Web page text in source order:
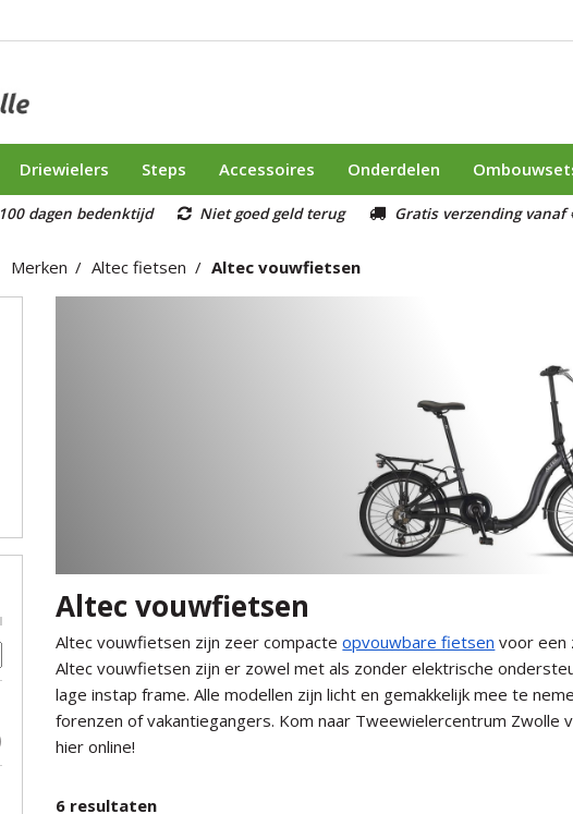
Driewielers Steps Accessoires Onderdelen
100 dagen bedenktijd Niet goed geld terug Gratis verzending vanaf
Merken Altec fietsen Altec vouwfietsen
Altec vouwfietsen
Altec vouwfietsen zijn zeer compacteopvouwbare fietsen voor een
Altec vouwfietsen zijn er zowel met als zonder elektrische
lage instap frame. Alle modellen zijn licht en gemakkelijk mee te
forenzen of vakantiegangers. Kom naar Tweewielercentrum
hier online!
6 resultaten